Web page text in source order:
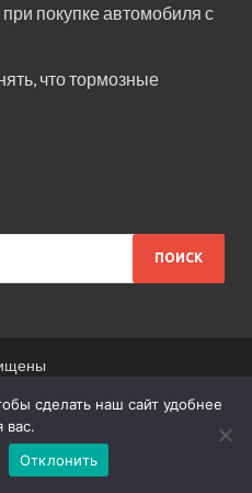
покупке автомобиля с
что тормозные
сайта ссылка
сайта
сделать наш сайт удобнее
вас.
Отклонить